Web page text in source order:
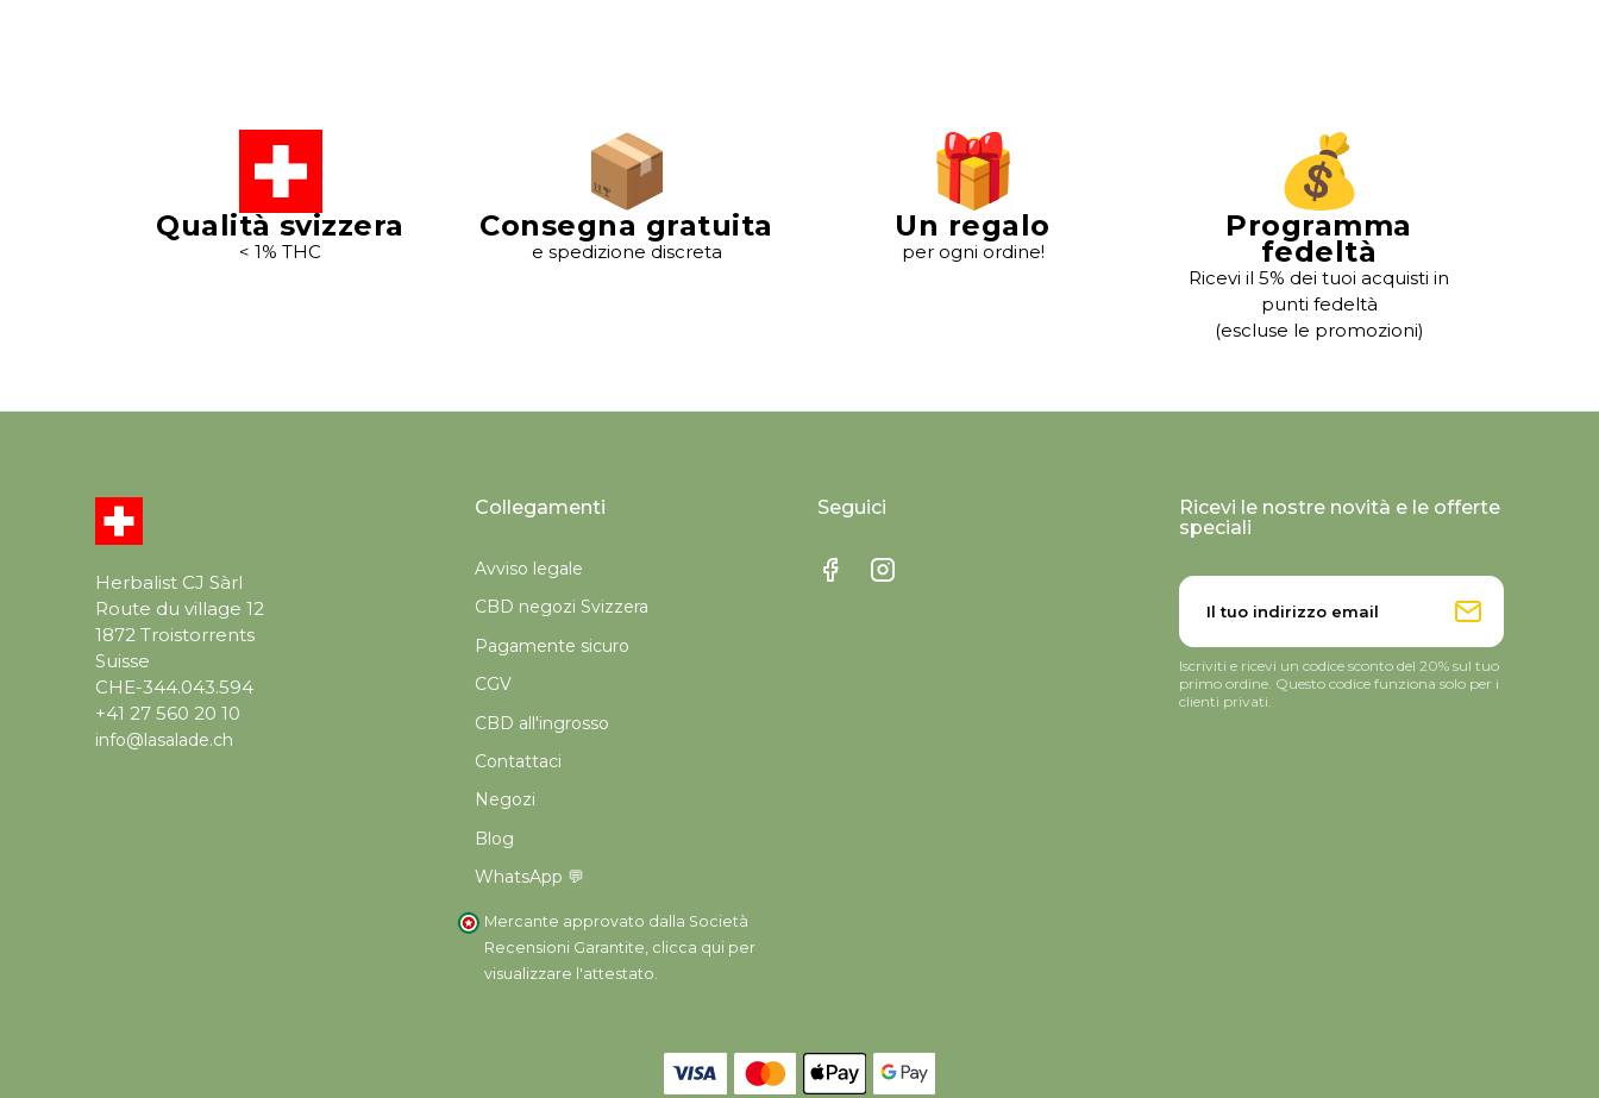
Qualità svizzera
< 1% THC
Consegna gratuita
e spedizione discreta
Un regalo
per ogni ordine!
Programma
fedeltà
Ricevi il 5% dei tuoi acquisti in
punti fedeltà
(escluse le promozioni)
Herbalist CJ Sàrl
Route du village 12
1872 Troistorrents
Suisse
CHE-344.043.594
+41 27 560 20 10
info@lasalade.ch
Collegamenti
Avviso legale
CBD negozi Svizzera
Pagamente sicuro
CGV
CBD all'ingrosso
Contattaci
Negozi
Blog
WhatsApp 💬
Mercante approvato dalla Società
Recensioni Garantite, clicca qui per
visualizzare l'attestato.
Seguici
Ricevi le nostre novità e le offerte
speciali
Iscriviti e ricevi un codice sconto del 20% sul tuo
primo ordine. Questo codice funziona solo per i
clienti privati.